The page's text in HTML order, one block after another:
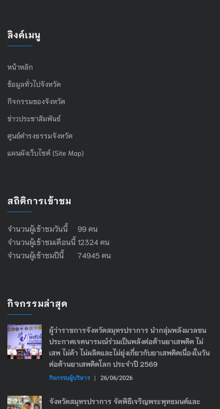
ลิงค์เมนู
หน้าหลัก
ข้อมูลทั่วไปจังหวัด
กิจกรรมของจังหวัด
ข่าวประชาสัมพันธ์
ศูนย์ดำรงธรรมจังหวัด
แผนผังเว็บไซต์ (Site Map)
สถิติการเข้าชม
จำนวนผู้เข้าชมวันนี้ 99 คน
จำนวนผู้เข้าชมเดือนนี้ 12324 คน
จำนวนผู้เข้าชมปีนี้ 74945 คน
กิจกรรมล่าสุด
ผู้ว่าราชการจังหวัดสมุทรปราการ นำกลุ่มพลังมวลชน
ประกาศเจตนารมณ์ร่วมเป็นพลังต่อต้านยาเสพติด ไม่
เสพ ไม่ค้า ไม่ผลิตและไม่ยุ่งเกี่ยวกับยาเสพติดเนื่องในวัน
ต่อต้านยาเสพติดโลก ประจำปี 2569
กิจกรรมผู้บริหาร | 26/06/2026
จังหวัดสมุทรปราการ จัดพิธีเจริญพระพุทธมนต์และ